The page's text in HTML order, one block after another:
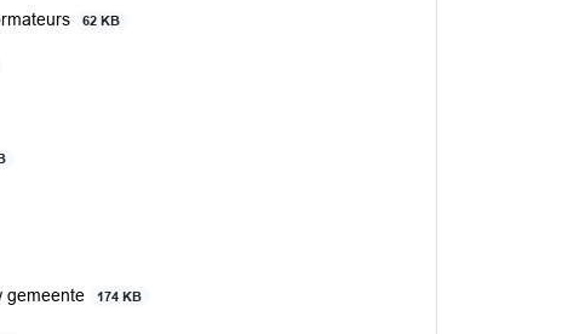
62 KB
gemeente 174 KB